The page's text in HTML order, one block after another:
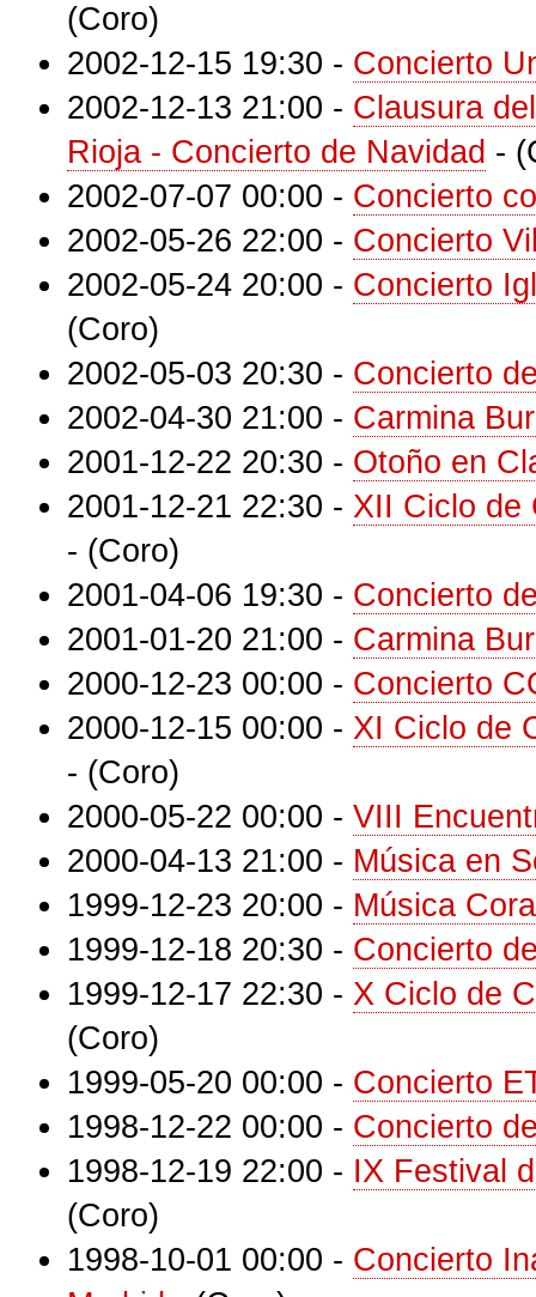
(Coro)
2002-12-15 19:30 - Concierto
2002-12-13 21:00 - Clausura
Rioja - Concierto de Navidad -
2002-07-07 00:00 - Concierto
2002-05-26 22:00 - Concierto
2002-05-24 20:00 - Concierto
(Coro)
2002-05-03 20:30 - Concierto
2002-04-30 21:00 - Carmina
2001-12-22 20:30 - Otoño en
2001-12-21 22:30 - XII Ciclo de
- (Coro)
2001-04-06 19:30 - Concierto
2001-01-20 21:00 - Carmina
2000-12-23 00:00 - Concierto
2000-12-15 00:00 - XI Ciclo de
- (Coro)
2000-05-22 00:00 - VIII
2000-04-13 21:00 - Música en
1999-12-23 20:00 - Música
1999-12-18 20:30 - Concierto
1999-12-17 22:30 - X Ciclo de
(Coro)
1999-05-20 00:00 - Concierto
1998-12-22 00:00 - Concierto
1998-12-19 22:00 - IX Festival
(Coro)
1998-10-01 00:00 - Concierto